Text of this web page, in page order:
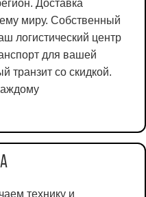
Доставка
миру. Собственный
логистический центр
для вашей
транзит со скидкой.
технику и